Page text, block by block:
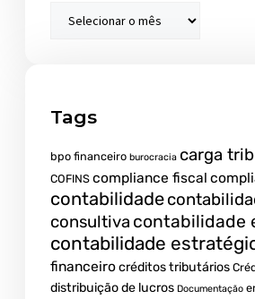
Tags
bpo financeiro burocracia carga
COFINS compliance fiscal
contabilidade
consultiva contabilidade
contabilidade
financeirocréditos tributários
distribuição de lucros Documentação